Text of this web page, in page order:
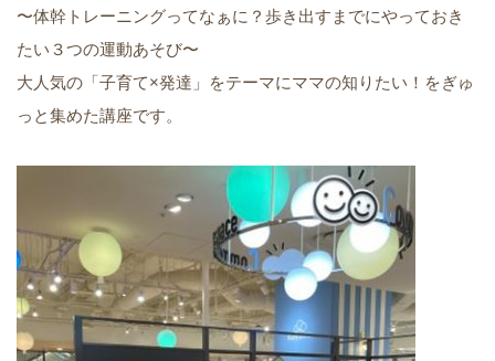
〜体幹トレーニングってなぁに？歩き出すまでにやっておき
たい３つの運動あそび〜
大人気の「子育て×発達」をテーマにママの知りたい！をぎゅ
っと集めた講座です。